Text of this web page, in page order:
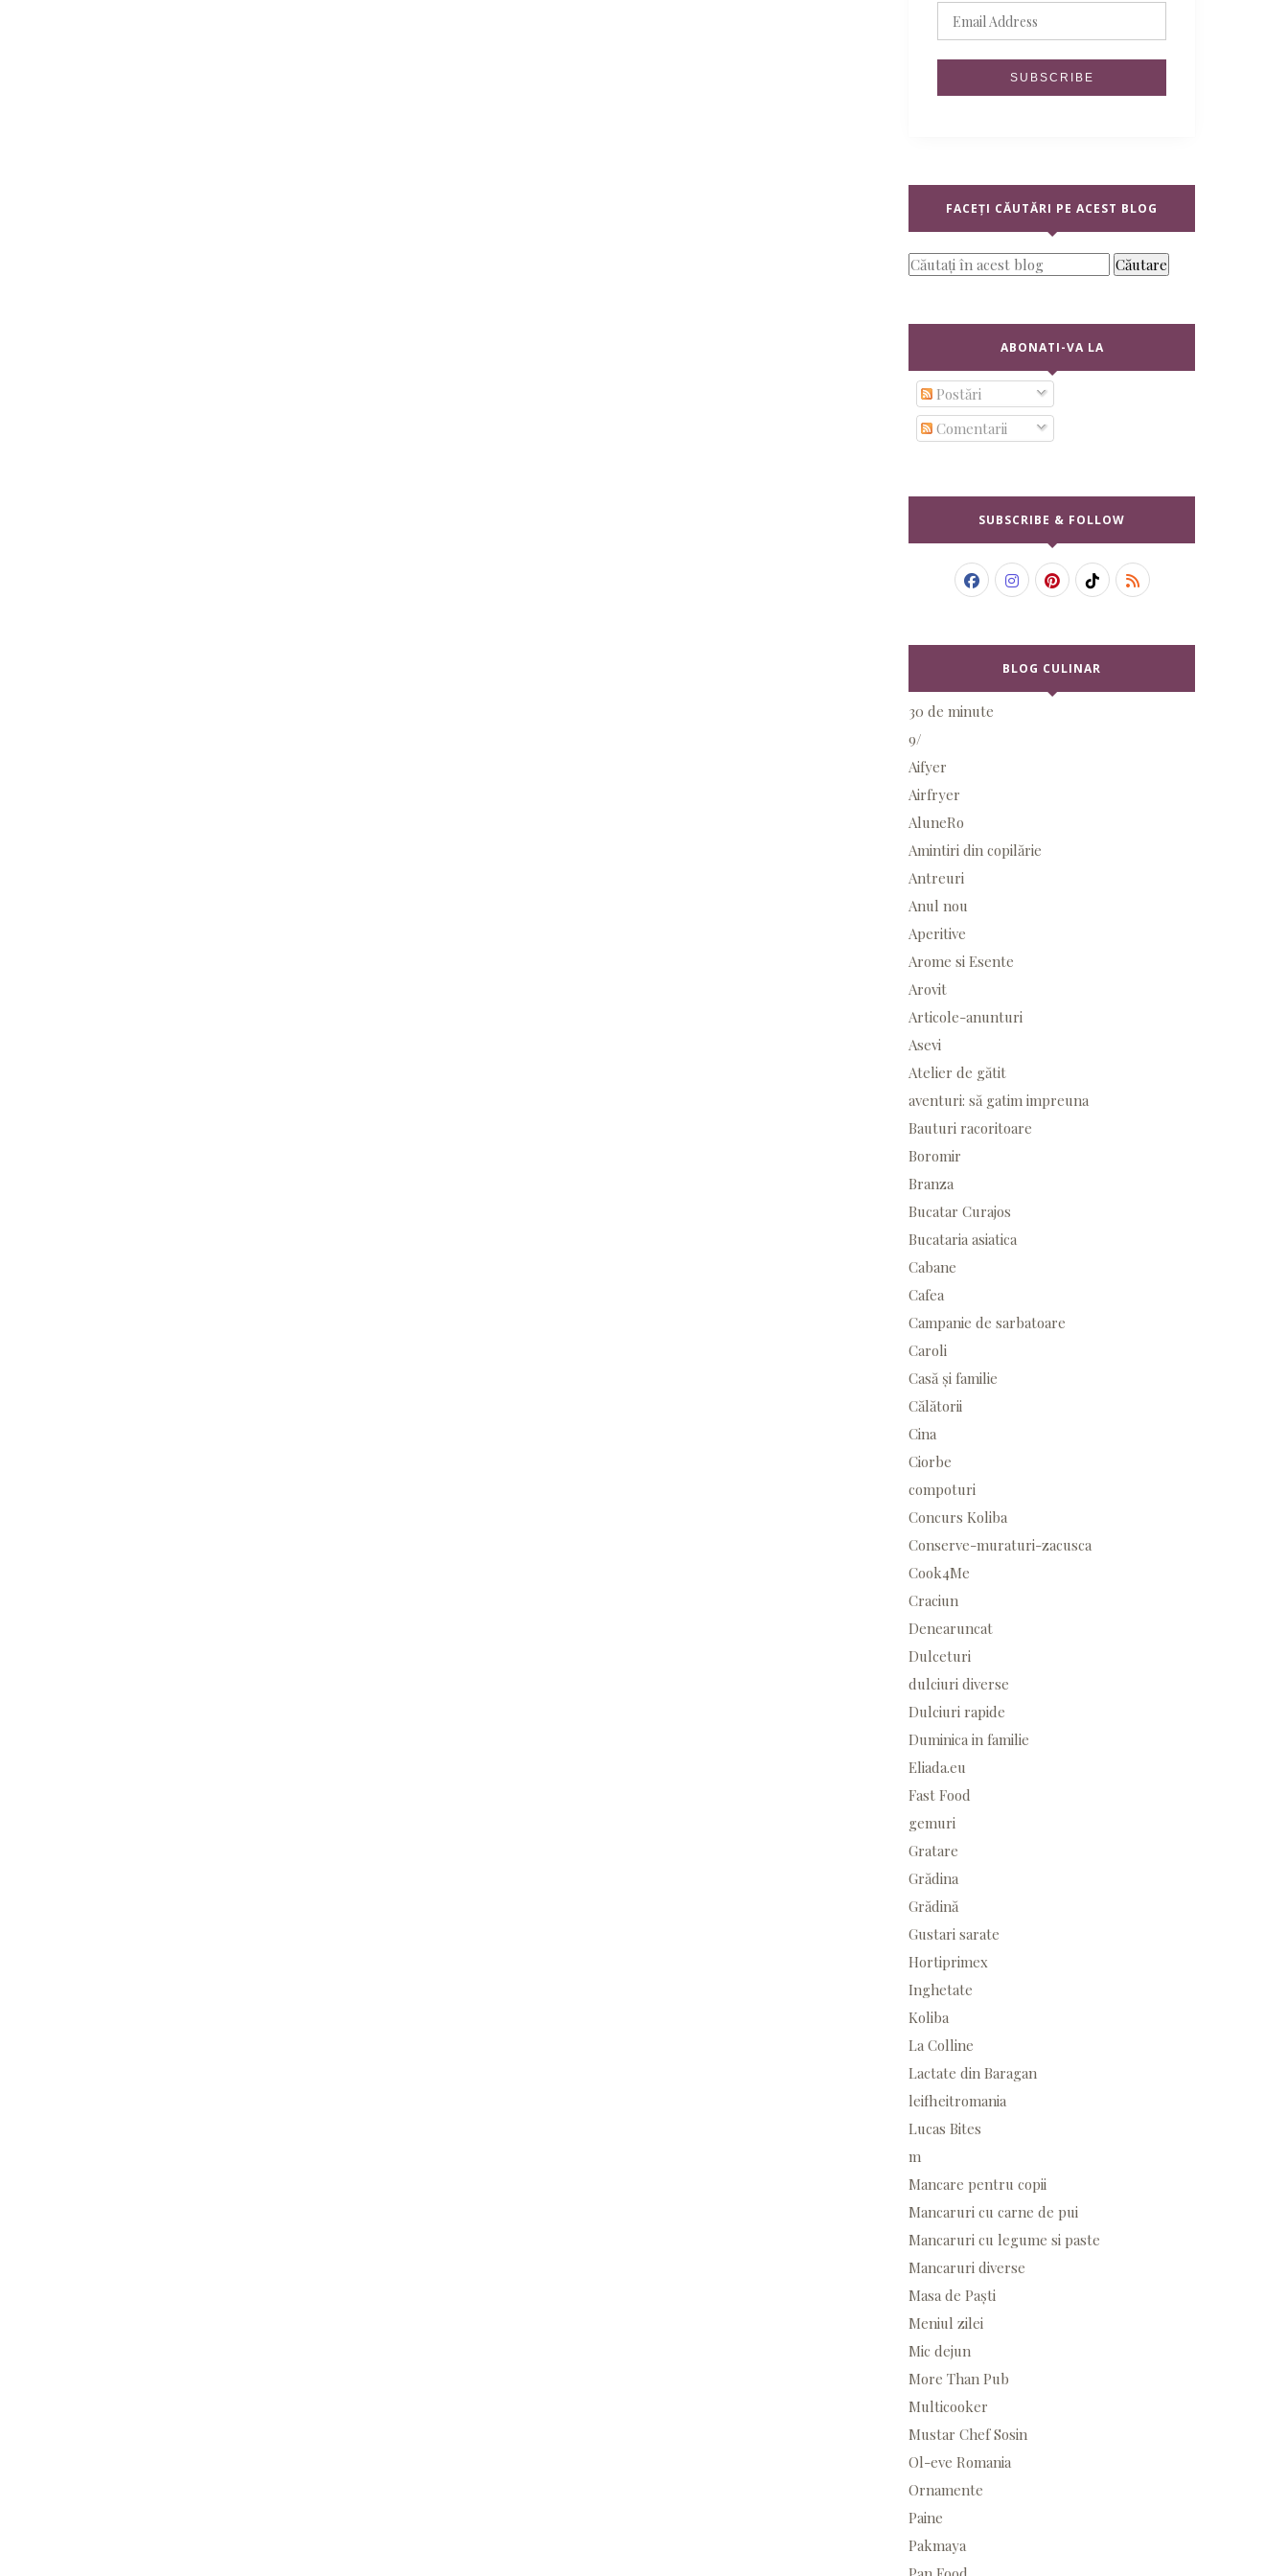
FACEȚI CĂUTĂRI PE ACEST BLOG
ABONATI-VA LA
Postări
Comentarii
SUBSCRIBE & FOLLOW
BLOG CULINAR
30 de minute
9/
Aifyer
Airfryer
AluneRo
Amintiri din copilărie
Antreuri
Anul nou
Aperitive
Arome si Esente
Arovit
Articole-anunturi
Asevi
Atelier de gătit
aventuri: să gatim impreuna
Bauturi racoritoare
Boromir
Branza
Bucatar Curajos
Bucataria asiatica
Cabane
Cafea
Campanie de sarbatoare
Caroli
Casă și familie
Călătorii
Cina
Ciorbe
compoturi
Concurs Koliba
Conserve-muraturi-zacusca
Cook4Me
Craciun
Denearuncat
Dulceturi
dulciuri diverse
Dulciuri rapide
Duminica in familie
Eliada.eu
Fast Food
gemuri
Gratare
Grădina
Grădină
Gustari sarate
Hortiprimex
Inghetate
Koliba
La Colline
Lactate din Baragan
leifheitromania
Lucas Bites
m
Mancare pentru copii
Mancaruri cu carne de pui
Mancaruri cu legume si paste
Mancaruri diverse
Masa de Paști
Meniul zilei
Mic dejun
More Than Pub
Multicooker
Mustar Chef Sosin
Ol-eve Romania
Ornamente
Paine
Pakmaya